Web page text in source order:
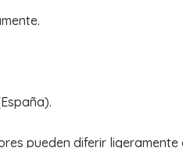
pueden diferir